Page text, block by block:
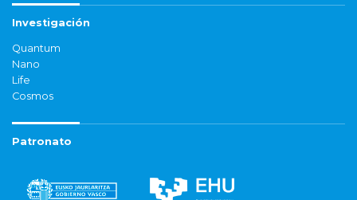
Investigación
Quantum
Nano
Life
Cosmos
Patronato